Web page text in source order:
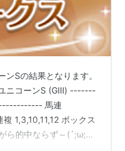
ンSの結果となります。
ニコーンS (GⅢ) -------
馬連
1,3,10,11,12 ボックス
ら的中ならず～(´;ω;｀)